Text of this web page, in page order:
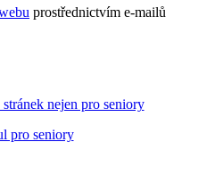
prostřednictvím e-mailů
nejen pro seniory